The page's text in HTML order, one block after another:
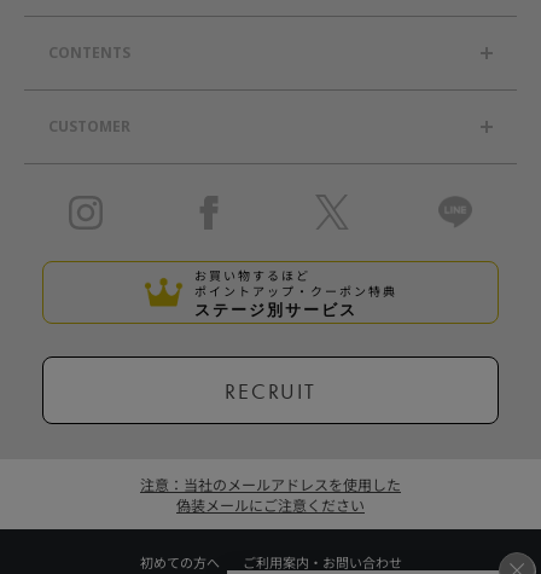
CONTENTS
CUSTOMER
お買い物するほど
ポイントアップ・クーポン特典
ステージ別サービス
RECRUIT
注意：当社のメールアドレスを使用した
偽装メールにご注意ください
初めての方へ ご利用案内・お問い合わせ